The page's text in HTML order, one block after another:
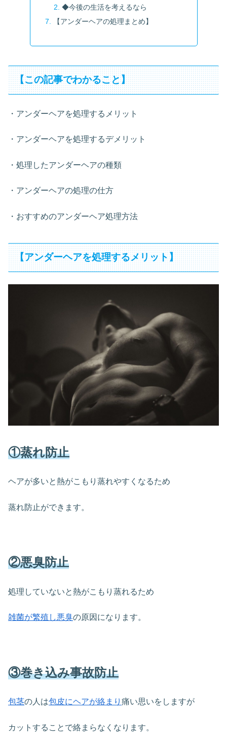
◆今後の生活を考えるなら
【アンダーヘアの処理まとめ】
【この記事でわかること】
・アンダーヘアを処理するメリット
・アンダーヘアを処理するデメリット
・処理したアンダーヘアの種類
・アンダーヘアの処理の仕方
・おすすめのアンダーヘア処理方法
【アンダーヘアを処理するメリット】
①蒸れ防止
ヘアが多いと熱がこもり蒸れやすくなるため
蒸れ防止ができます。
②悪臭防止
処理していないと熱がこもり蒸れるため
雑菌が繁殖し悪臭の原因になります。
③巻き込み事故防止
包茎の人は包皮にヘアが絡まり 痛い思いをしますが
カットすることで絡まらなくなります。